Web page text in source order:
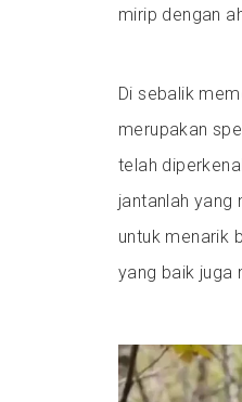
mirip dengan
Di sebalik
merupakan
telah
jantanlah yang
untuk menarik
yang baik juga